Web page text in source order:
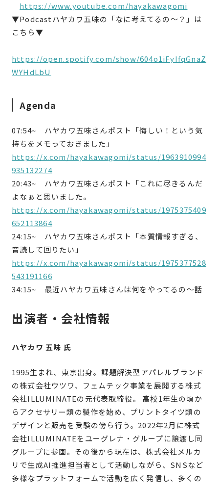
https://www.youtube.com/hayakawagomi
▼Podcastハヤカワ五味の「なに考えてるの〜？」は
こちら▼
https://open.spotify.com/show/604o1iFyIfqGnaZ
WYHdLbU
Agenda
07:54~
ハヤカワ五味さんポスト「悔しい！という気
持ちをメモっておきました」
https://x.com/hayakawagomi/status/1963910994
935132274
20:43~
ハヤカワ五味さんポスト「これに尽きるんだ
よなぁと思いました。
https://x.com/hayakawagomi/status/1975375409
652113864
24:15~
ハヤカワ五味さんポスト「本質情報すぎる、
音読して回りたい」
https://x.com/hayakawagomi/status/1975377528
543191166
34:15~
最近ハヤカワ五味さんは何をやってるの〜話
出演者・会社情報
ハヤカワ 五味 氏
1995生まれ、東京出身。課題解決型アパレルブランド
の株式会社ウツワ、フェムテック事業を展開する株式
会社ILLUMINATEの元代表取締役。 高校1年生の頃か
らアクセサリー類の製作を始め、プリントタイツ類の
デザインと販売を受験の傍ら行う。2022年2月に株式
会社ILLUMINATEをユーグレナ・グループに譲渡し同
グループに参画。その後から現在は、株式会社メルカ
リで生成AI推進担当者として活動しながら、SNSなど
多様なプラットフォームで活動を広く発信し、多くの